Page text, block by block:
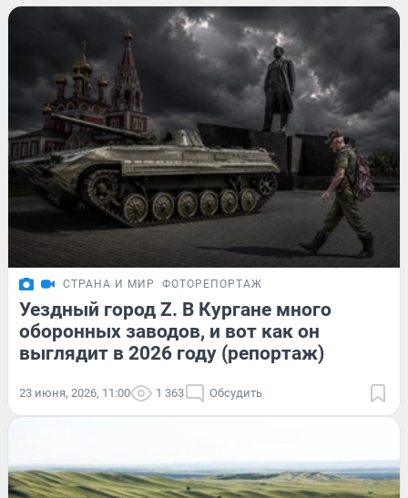
СТРАНА И МИР ФОТОРЕПОРТАЖ
Уездный город Z. В Кургане много
оборонных заводов, и вот как он
выглядит в 2026 году (репортаж)
23 июня, 2026, 11:00 1 363 Обсудить